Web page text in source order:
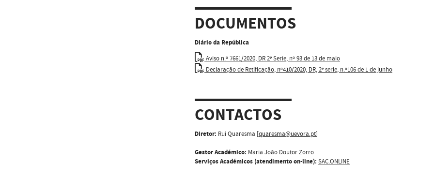
DOCUMENTOS
Diário da República
Aviso n.º 7661/2020, DR 2ª Serie, nº 93 de 13 de maio
Declaração de Retificação, nº410/2020, DR, 2ª serie, n.º106 de 1 de junho
CONTACTOS
Diretor: Rui Quaresma [quaresma@uevora.pt]
Gestor Académico: Maria João Doutor Zorro
Serviços Académicos (atendimento on-line): SAC.ONLINE